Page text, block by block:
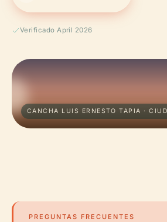
Verificado April 2026
CANCHA LUIS ERNESTO TAPIA ·
PREGUNTAS FRECUENTES